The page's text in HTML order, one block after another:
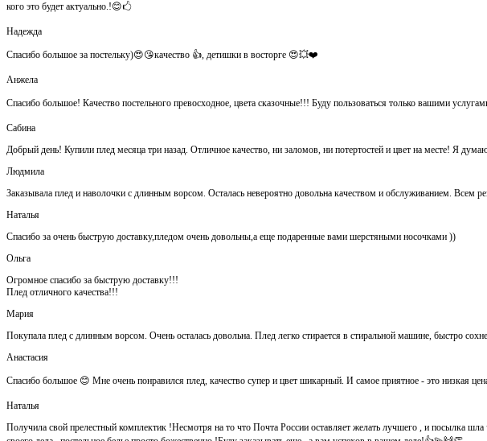
кого это будет актуально.!😊🖒
Надежда
Спасибо большое за постельку)😍😘качество 👍, детишки в восторге 😍💥❤️
Анжела
Спасибо большое! Качество постельного превосходное, цвета сказочные!!! Буду пользоваться только вашими
Сабина
Добрый день! Купили плед месяца три назад. Отличное качество, ни заломов, ни потертостей и цвет на месте! Я
Людмила
Заказывала плед и наволочки с длинным ворсом. Осталась невероятно довольна качеством и обслуживанием. Всем
Наталья
Спасибо за очень быструю доставку,пледом очень довольны,а еще подаренные вами шерстяными носочками ))
Ольга
Огромное спасибо за быструю доставку!!!
Плед отличного качества!!!
Мария
Покупала плед с длинным ворсом. Очень осталась довольна. Плед легко стирается в стиральной машине, быстро
Анастасия
Спасибо большое 😊 Мне очень понравился плед, качество супер и цвет шикарный. И самое приятное - это низкая
Наталья
Получила свой прелестный комплектик !Несмотря на то что Почта России оставляет желать лучшего , и посылка